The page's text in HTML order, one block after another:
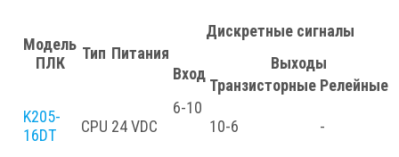
Модель
ПЛК
Тип Питания
Дискретные сигналы
Вход
Выходы
Транзисторные Релейные
K205-
16DT
CPU 24 VDC
6-10
10-6
-